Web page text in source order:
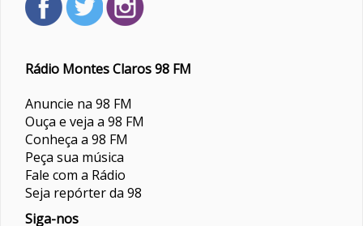
Rádio Montes Claros 98 FM
Anuncie na 98 FM
Ouça e veja a 98 FM
Conheça a 98 FM
Peça sua música
Fale com a Rádio
Seja repórter da 98
Siga-nos